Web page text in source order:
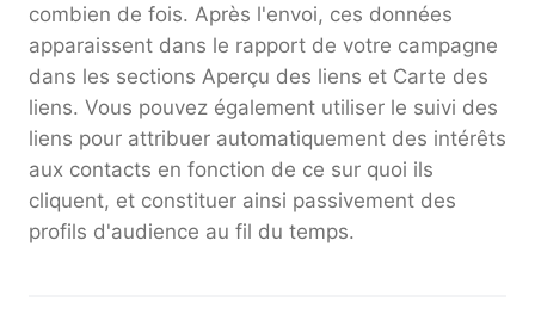
combien de fois. Après l'envoi, ces données
apparaissent dans le rapport de votre campagne
dans les sections Aperçu des liens et Carte des
liens. Vous pouvez également utiliser le suivi des
liens pour attribuer automatiquement des intérêts
aux contacts en fonction de ce sur quoi ils
cliquent, et constituer ainsi passivement des
profils d'audience au fil du temps.